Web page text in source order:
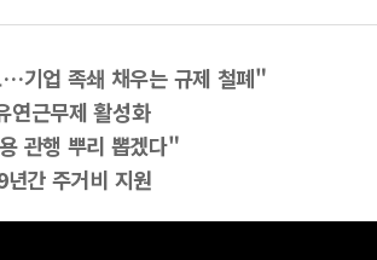
[종합] 이슬람 수니파 3국, '공동방
트럼프, 백신·자폐증 행정명령 검
美 항소법원, 백악관 무도회장 공
이란 핵심 원유 수출항 '하르그섬
美 고용 쇼크에 엔화 장중 급등…
기업 족쇄 채우는 규제 철폐"
근무제 활성화
관행 뿌리 뽑겠다"
간 주거비 지원